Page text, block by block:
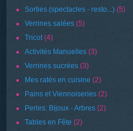
Sorties (spectacles - resto...) (5)
Verrines salées (5)
Tricot(4)
Activités Manuelles (3)
Verrines sucrées (3)
Mes ratés en cuisine (2)
Pains et Viennoiseries (2)
Perles: Bijoux - Arbres (2)
Tables en Fête (2)